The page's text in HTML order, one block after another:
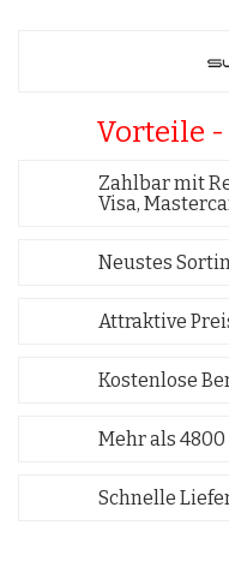
Vorteile
Zahlbar mit
Visa,
Neustes
Attraktive
Kostenlose
Mehr als
Schnelle